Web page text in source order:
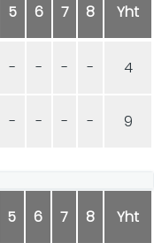
5 6 7 8 Yht
- - - - 4
- - - - 9
5 6 7 8 Yht